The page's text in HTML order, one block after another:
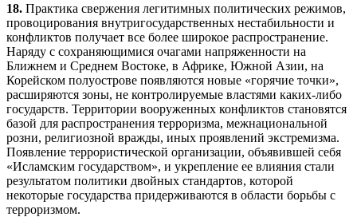
18. Практика свержения легитимных политических режимов,
провоцирования внутригосударственных нестабильности и
конфликтов получает все более широкое распространение.
Наряду с сохраняющимися очагами напряженности на
Ближнем и Среднем Востоке, в Африке, Южной Азии, на
Корейском полуострове появляются новые «горячие точки»,
расширяются зоны, не контролируемые властями каких-либо
государств. Территории вооруженных конфликтов становятся
базой для распространения терроризма, межнациональной
розни, религиозной вражды, иных проявлений экстремизма.
Появление террористической организации, объявившей себя
«Исламским государством», и укрепление ее влияния стали
результатом политики двойных стандартов, которой
некоторые государства придерживаются в области борьбы с
терроризмом.